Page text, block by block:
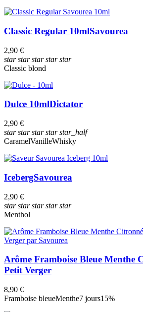
Classic Regular 10mlSavourea
2,90 €
starstarstarstarstar
Classic blond
Dulce 10mlDictator
2,90 €
starstarstarstarstar_half
CaramelVanilleWhisky
IcebergSavourea
2,90 €
starstarstarstarstar
Menthol
Arôme Framboise Bleue Menthe
Petit Verger
8,90 €
Framboise bleueMenthe7 jours15%